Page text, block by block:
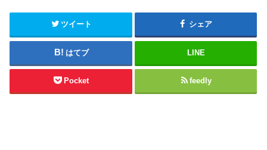
ツイート シェア
はてブ LINE
Pocket feedly